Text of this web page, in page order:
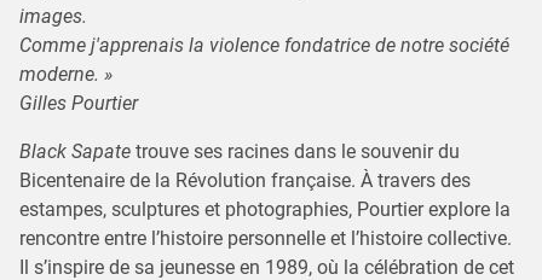
images.
Comme j'apprenais la violence fondatrice de notre société
moderne. »
Gilles Pourtier
Black Sapate trouve ses racines dans le souvenir du
Bicentenaire de la Révolution française. À travers des
estampes, sculptures et photographies, Pourtier explore la
rencontre entre l’histoire personnelle et l’histoire collective.
Il s’inspire de sa jeunesse en 1989, où la célébration de cet